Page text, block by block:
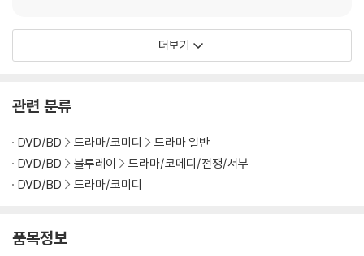
더보기
관련 분류
DVD/BD 드라마/코미디
드라마 일반
DVD/BD
블루레이
드라마/코메디/전쟁/서부
DVD/BD
드라마/코미디
품목정보